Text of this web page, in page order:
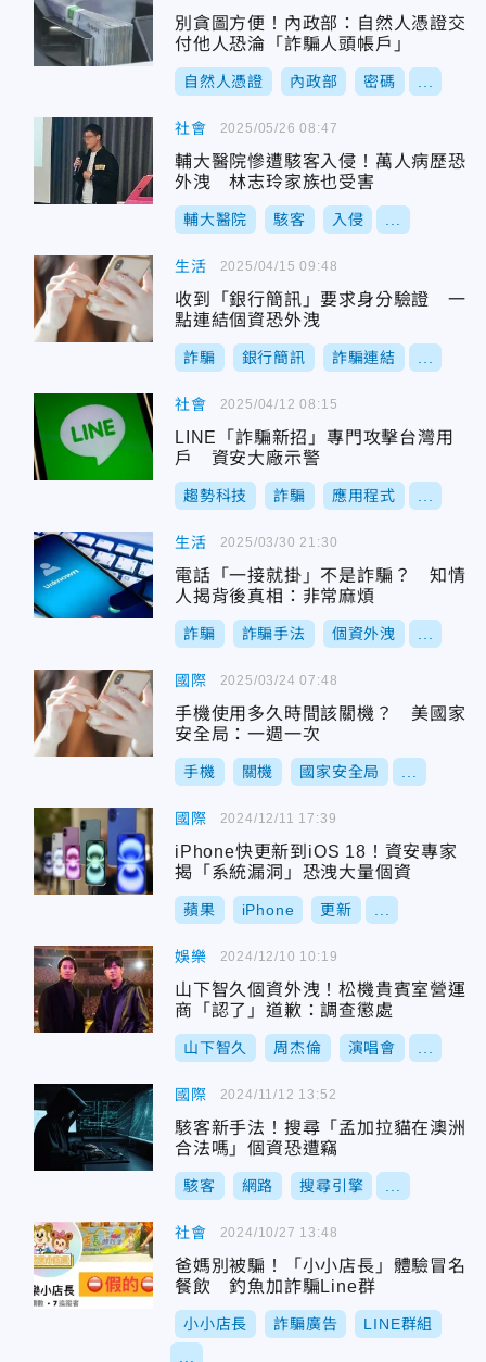
別貪圖方便！內政部：自然人憑證交
付他人恐淪「詐騙人頭帳戶」
自然人憑證 內政部 密碼
社會
輔大醫院慘遭駭客入侵！萬人病歷恐
外洩 林志玲家族也受害
輔大醫院 駭客 入侵
2025/05/26 08:47
生活
收到「銀行簡訊」要求身分驗證 一
點連結個資恐外洩
詐騙 銀行簡訊 詐騙連結
2025/04/15 09:48
社會
LINE「詐騙新招」專門攻擊台灣用
戶 資安大廠示警
趨勢科技 詐騙 應用程式
2025/04/12 08:15
生活
電話「一接就掛」不是詐騙？ 知情
人揭背後真相：非常麻煩
詐騙 詐騙手法 個資外洩
2025/03/30 21:30
國際
手機使用多久時間該關機？ 美國家
安全局：一週一次
手機 關機 國家安全局
2025/03/24 07:48
國際
iPhone快更新到iOS 18！資安專家
揭「系統漏洞」恐洩大量個資
蘋果 iPhone 更新
2024/12/11 17:39
娛樂
山下智久個資外洩！松機貴賓室營運
商「認了」道歉：調查懲處
山下智久 周杰倫 演唱會
2024/12/10 10:19
國際
駭客新手法！搜尋「孟加拉貓在澳洲
合法嗎」個資恐遭竊
駭客 網路 搜尋引擎
2024/11/12 13:52
社會
爸媽別被騙！「小小店長」體驗冒名
餐飲 釣魚加詐騙Line群
小小店長 詐騙廣告 LINE群組
2024/10/27 13:48